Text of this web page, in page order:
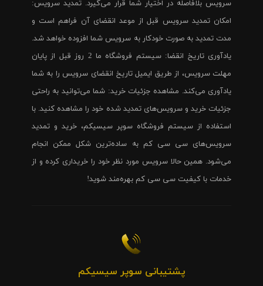
سرویس بلافاصله در اختیار شما قرار می‌گیرد. تمدید سرویس:
امکان تمدید سرویس قبل از موعد انقضای آن فراهم است و
مدت تمدید به صورت خودکار به سرویس شما افزوده خواهد شد.
یادآوری تاریخ انقضا: سیستم فروشگاه ما 2 روز قبل از پایان
مهلت سرویس، از طریق ایمیل تاریخ انقضای سرویس را به شما
یادآوری می‌کند. مشاهده جزئیات خرید: شما می‌توانید به راحتی
جزئیات خرید و سرویس‌های تمدید شده خود را مشاهده کنید. با
استفاده از سیستم فروشگاه سوپر سیسیکم، خرید و تمدید
سرویس‌های سی سی کم به ساده‌ترین شکل ممکن انجام
می‌شود. همین حالا سرویس مورد نظر خود را خریداری کرده و از
خدمات با کیفیت سی سی کم بهره‌مند شوید!
پشتیبانی سوپر سیسیکم